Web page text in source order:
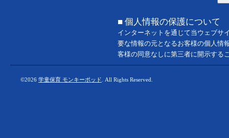
■ 個人情報の保護について
インターネットを通じて当ウェブサ
要な情報の元となるお客様の個人情
客様の同意なしに第三者に開示する
©2026 学童保育 モンキーポッド . All Rights Reserved.